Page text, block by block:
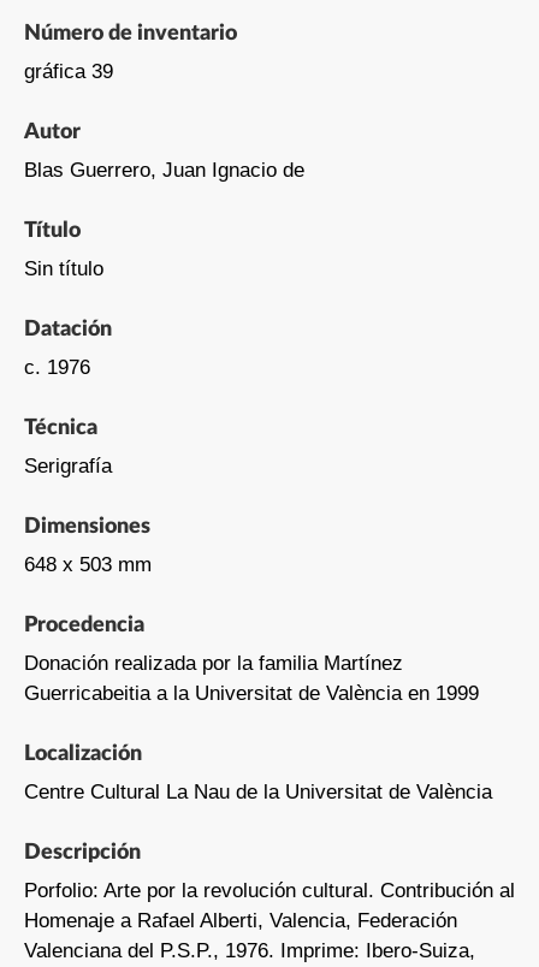
Número de inventario
gráfica 39
Autor
Blas Guerrero, Juan Ignacio de
Título
Sin título
Datación
c. 1976
Técnica
Serigrafía
Dimensiones
648 x 503 mm
Procedencia
Donación realizada por la familia Martínez
Guerricabeitia a la Universitat de València en 1999
Localización
Centre Cultural La Nau de la Universitat de València
Descripción
Porfolio: Arte por la revolución cultural. Contribución al
Homenaje a Rafael Alberti, Valencia, Federación
Valenciana del P.S.P., 1976. Imprime: Ibero-Suiza,